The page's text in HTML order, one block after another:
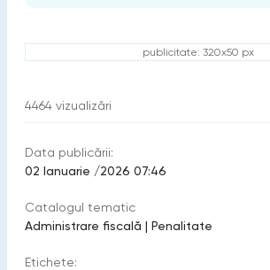
publicitate: 320x50 px
4464 vizualizări
Data publicării:
02 Ianuarie /2026 07:46
Catalogul tematic
Administrare fiscală | Penalitate
Etichete: